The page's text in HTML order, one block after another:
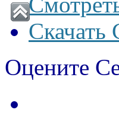
Скачать
Оцените